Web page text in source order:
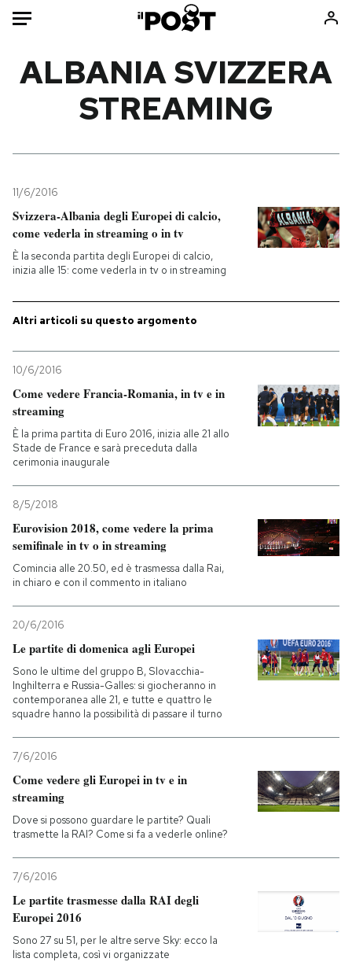
Mondo
Tecnologia
Internet
Cultura
Sport
Libri
Ok Boomer!
Europa
NEWSLETTER
I MIEI PREFERITI
SHOP
CALENDARIO
AREA PERSONALE
Entra
ALBANIA SVIZZERA
STREAMING
11/6/2016
Svizzera-Albania degli Europei di calcio,
come vederla in streaming o in tv
È la seconda partita degli Europei di calcio,
inizia alle 15: come vederla in tv o in streaming
Altri articoli su questo argomento
10/6/2016
Come vedere Francia-Romania, in tv e in
streaming
È la prima partita di Euro 2016, inizia alle 21 allo
Stade de France e sarà preceduta dalla
cerimonia inaugurale
8/5/2018
Eurovision 2018, come vedere la prima
semifinale in tv o in streaming
Comincia alle 20.50, ed è trasmessa dalla Rai,
in chiaro e con il commento in italiano
20/6/2016
Le partite di domenica agli Europei
Sono le ultime del gruppo B, Slovacchia-
Inghilterra e Russia-Galles: si giocheranno in
contemporanea alle 21, e tutte e quattro le
squadre hanno la possibilità di passare il turno
7/6/2016
Come vedere gli Europei in tv e in
streaming
Dove si possono guardare le partite? Quali
trasmette la RAI? Come si fa a vederle online?
7/6/2016
Le partite trasmesse dalla RAI degli
Europei 2016
Sono 27 su 51, per le altre serve Sky: ecco la
lista completa, così vi organizzate